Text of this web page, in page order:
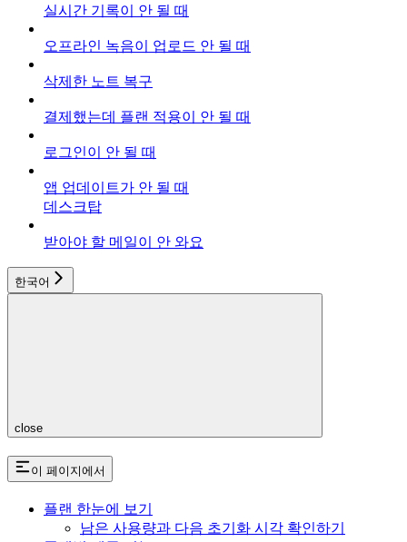
실시간 기록이 안 될 때
오프라인 녹음이 업로드 안 될 때
삭제한 노트 복구
결제했는데 플랜 적용이 안 될 때
로그인이 안 될 때
앱 업데이트가 안 될 때
데스크탑
받아야 할 메일이 안 와요
한국어
close
이 페이지에서
플랜 한눈에 보기
남은 사용량과 다음 초기화 시각 확인하기